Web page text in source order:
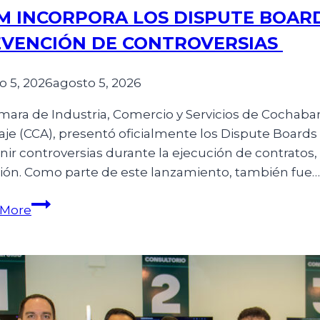
INCORPORA LOS DISPUTE
DE CONTROVERSIAS
5, 2026agosto 5, 2026
de Industria, Comercio y Servicios de
(CCA), presentó oficialmente los Dispute
controversias durante la ejecución de
Como parte de este lanzamiento, también fue…